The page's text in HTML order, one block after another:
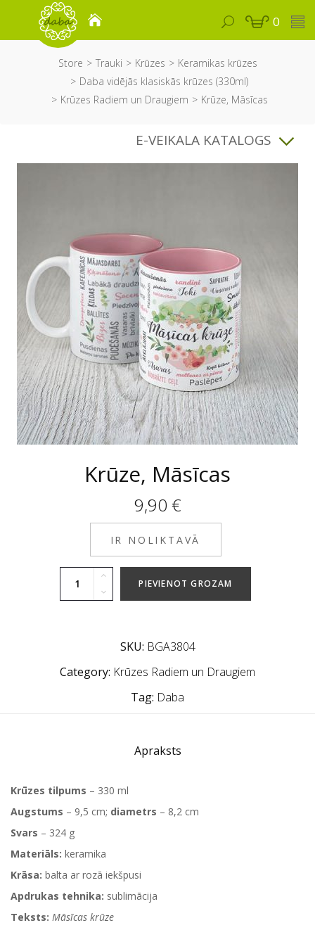
0
Store Trauki Krūzes
Keramikas krūzes
Daba vidējās klasiskās krūzes (330ml)
Krūzes Radiem un Draugiem
Krūze, Māsīcas
E-VEIKALA KATALOGS
Krūze, Māsīcas
9,90 €
IR NOLIKTAVĀ
PIEVIENOT GROZAM
SKU: BGA3804
Category: Krūzes Radiem un Draugiem
Tag: Daba
Apraksts
Krūzes tilpums – 330 ml
Augstums – 9,5 cm; diametrs – 8,2 cm
Svars – 324 g
Materiāls: keramika
Krāsa: balta ar rozā iekšpusi
Apdrukas tehnika: sublimācija
Teksts: Māsīcas krūze